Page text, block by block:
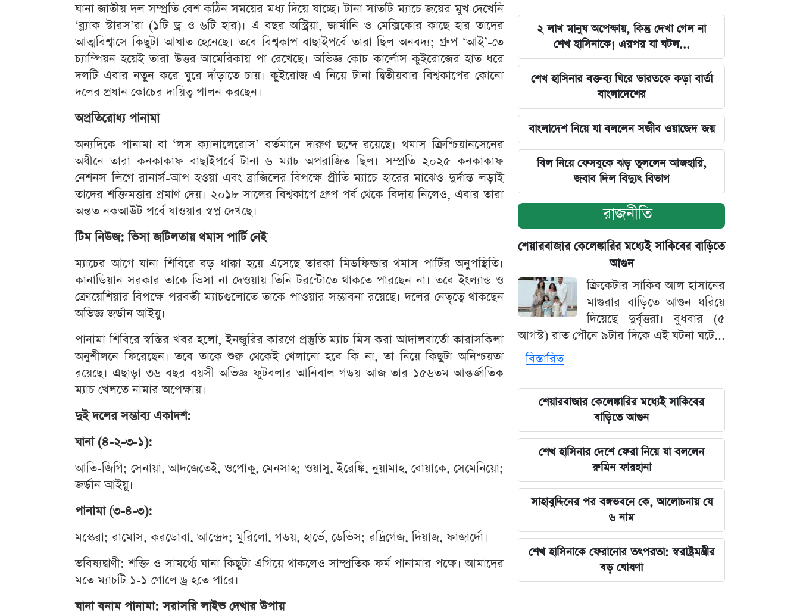
ঘানা জাতীয় দল সম্প্রতি বেশ কঠিন সময়ের মধ্য দিয়ে যাচ্ছে। টানা সাতটি ম্যাচে জয়ের মুখ দেখেনি
‘ব্ল্যাক স্টারস’রা (১টি ড্র ও ৬টি হার)। এ বছর অস্ট্রিয়া, জার্মানি ও মেক্সিকোর কাছে হার তাদের
আত্মবিশ্বাসে কিছুটা আঘাত হেনেছে। তবে বিশ্বকাপ বাছাইপর্বে তারা ছিল অনবদ্য; গ্রুপ ‘আই’-তে
চ্যাম্পিয়ন হয়েই তারা উত্তর আমেরিকায় পা রেখেছে। অভিজ্ঞ কোচ কার্লোস কুইরোজের হাত ধরে
দলটি এবার নতুন করে ঘুরে দাঁড়াতে চায়। কুইরোজ এ নিয়ে টানা দ্বিতীয়বার বিশ্বকাপের কোনো
দলের প্রধান কোচের দায়িত্ব পালন করছেন।
অপ্রতিরোধ্য পানামা
অন্যদিকে পানামা বা ‘লস ক্যানালেরোস’ বর্তমানে দারুণ ছন্দে রয়েছে। থমাস ক্রিশ্চিয়ানসেনের
অধীনে তারা কনকাকাফ বাছাইপর্বে টানা ৬ ম্যাচ অপরাজিত ছিল। সম্প্রতি ২০২৫ কনকাকাফ
নেশনস লিগে রানার্স-আপ হওয়া এবং ব্রাজিলের বিপক্ষে প্রীতি ম্যাচে হারের মাঝেও দুর্দান্ত লড়াই
তাদের শক্তিমত্তার প্রমাণ দেয়। ২০১৮ সালের বিশ্বকাপে গ্রুপ পর্ব থেকে বিদায় নিলেও, এবার তারা
অন্তত নকআউট পর্বে যাওয়ার স্বপ্ন দেখছে।
টিম নিউজ: ভিসা জটিলতায় থমাস পার্টি নেই
ম্যাচের আগে ঘানা শিবিরে বড় ধাক্কা হয়ে এসেছে তারকা মিডফিল্ডার থমাস পার্টির অনুপস্থিতি।
কানাডিয়ান সরকার তাকে ভিসা না দেওয়ায় তিনি টরন্টোতে থাকতে পারছেন না। তবে ইংল্যান্ড ও
ক্রোয়েশিয়ার বিপক্ষে পরবর্তী ম্যাচগুলোতে তাকে পাওয়ার সম্ভাবনা রয়েছে। দলের নেতৃত্বে থাকছেন
অভিজ্ঞ জর্ডান আইয়ু।
পানামা শিবিরে স্বস্তির খবর হলো, ইনজুরির কারণে প্রস্তুতি ম্যাচ মিস করা আদালবার্তো কারাসকিলা
অনুশীলনে ফিরেছেন। তবে তাকে শুরু থেকেই খেলানো হবে কি না, তা নিয়ে কিছুটা অনিশ্চয়তা
রয়েছে। এছাড়া ৩৬ বছর বয়সী অভিজ্ঞ ফুটবলার আনিবাল গডয় আজ তার ১৫৬তম আন্তর্জাতিক
ম্যাচ খেলতে নামার অপেক্ষায়।
দুই দলের সম্ভাব্য একাদশ:
ঘানা (৪-২-৩-১):
আতি-জিগি; সেনায়া, আদজেতেই, ওপোকু, মেনসাহ; ওয়াসু, ইরেঙ্কি, নুয়ামাহ, বোয়াকে, সেমেনিয়ো;
জর্ডান আইয়ু।
পানামা (৩-৪-৩):
মস্কেরা; রামোস, করডোবা, আন্দ্রেদ; মুরিলো, গডয়, হার্ভে, ডেভিস; রদ্রিগেজ, দিয়াজ, ফাজার্দো।
ভবিষ্যদ্বাণী: শক্তি ও সামর্থ্যে ঘানা কিছুটা এগিয়ে থাকলেও সাম্প্রতিক ফর্ম পানামার পক্ষে। আমাদের
মতে ম্যাচটি ১-১ গোলে ড্র হতে পারে।
ঘানা বনাম পানামা: সরাসরি লাইভ দেখার উপায়
২ লাখ মানুষ অপেক্ষায়, কিন্তু দেখা গেল না
শেখ হাসিনাকে! এরপর যা ঘটল...
শেখ হাসিনার বক্তব্য ঘিরে ভারতকে কড়া বার্তা
বাংলাদেশের
বাংলাদেশ নিয়ে যা বললেন সজীব ওয়াজেদ জয়
বিল নিয়ে ফেসবুকে ঝড় তুললেন আজহারি,
জবাব দিল বিদ্যুৎ বিভাগ
রাজনীতি
শেয়ারবাজার কেলেঙ্কারির মধ্যেই সাকিবের বাড়িতে
আগুন
ক্রিকেটার সাকিব আল হাসানের
মাগুরার বাড়িতে আগুন ধরিয়ে
দিয়েছে দুর্বৃত্তরা। বুধবার (৫
আগস্ট) রাত পৌনে ৯টার দিকে এই ঘটনা ঘটে...
বিস্তারিত
শেয়ারবাজার কেলেঙ্কারির মধ্যেই সাকিবের
বাড়িতে আগুন
শেখ হাসিনার দেশে ফেরা নিয়ে যা বললেন
রুমিন ফারহানা
সাহাবুদ্দিনের পর বঙ্গভবনে কে, আলোচনায় যে
৬ নাম
শেখ হাসিনাকে ফেরানোর তৎপরতা: স্বরাষ্ট্রমন্ত্রীর
বড় ঘোষণা